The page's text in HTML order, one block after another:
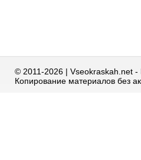
© 2011-2026 | Vseokraskah.net -
Копирование материалов без